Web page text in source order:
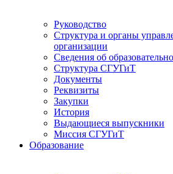
Руководство
Структура и органы
организации
Сведения об
Структура СГУГиТ
Документы
Реквизиты
Закупки
История
Выдающиеся выпускники
Миссия СГУГиТ
Образование